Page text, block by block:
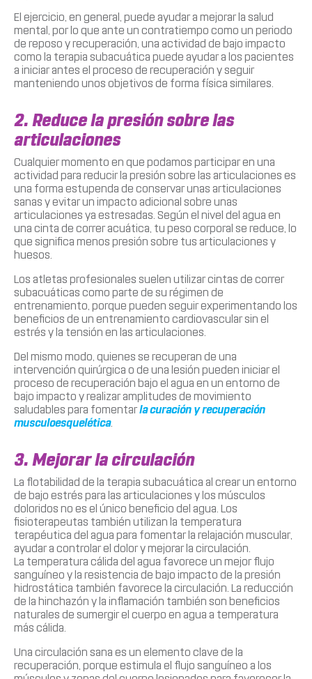
El ejercicio, en general, puede ayudar a mejorar la salud
mental, por lo que ante un contratiempo como un periodo
de reposo y recuperación, una actividad de bajo impacto
como la terapia subacuática puede ayudar a los pacientes
a iniciar antes el proceso de recuperación y seguir
manteniendo unos objetivos de forma física similares.
2. Reduce la presión sobre las
articulaciones
Cualquier momento en que podamos participar en una
actividad para reducir la presión sobre las articulaciones es
una forma estupenda de conservar unas articulaciones
sanas y evitar un impacto adicional sobre unas
articulaciones ya estresadas. Según el nivel del agua en
una cinta de correr acuática, tu peso corporal se reduce, lo
que significa menos presión sobre tus articulaciones y
huesos.
Los atletas profesionales suelen utilizar cintas de correr
subacuáticas como parte de su régimen de
entrenamiento, porque pueden seguir experimentando los
beneficios de un entrenamiento cardiovascular sin el
estrés y la tensión en las articulaciones.
Del mismo modo, quienes se recuperan de una
intervención quirúrgica o de una lesión pueden iniciar el
proceso de recuperación bajo el agua en un entorno de
bajo impacto y realizar amplitudes de movimiento
saludables para fomentarla curación y recuperación
musculoesquelética.
3. Mejorar la circulación
La flotabilidad de la terapia subacuática al crear un entorno
de bajo estrés para las articulaciones y los músculos
doloridos no es el único beneficio del agua. Los
fisioterapeutas también utilizan la temperatura
terapéutica del agua para fomentar la relajación muscular,
ayudar a controlar el dolor y mejorar la circulación.
La temperatura cálida del agua favorece un mejor flujo
sanguíneo y la resistencia de bajo impacto de la presión
hidrostática también favorece la circulación. La reducción
de la hinchazón y la inflamación también son beneficios
naturales de sumergir el cuerpo en agua a temperatura
más cálida.
Una circulación sana es un elemento clave de la
recuperación, porque estimula el flujo sanguíneo a los